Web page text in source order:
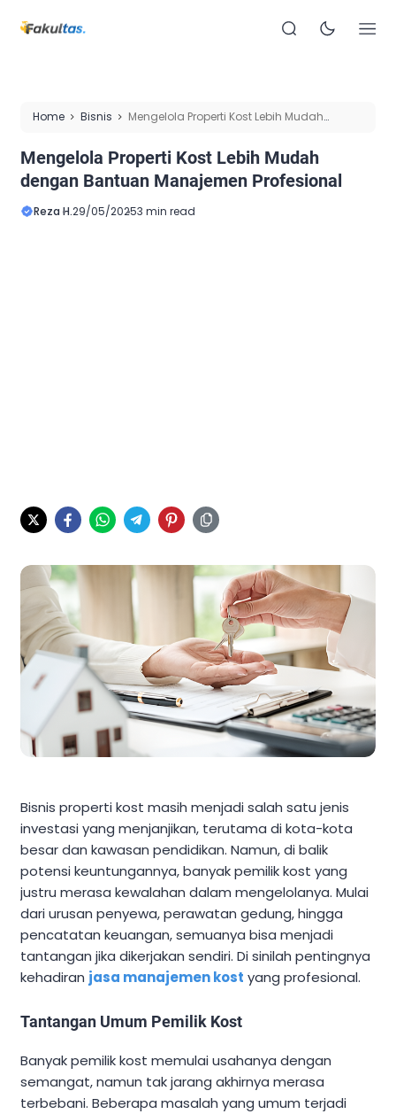
Home Bisnis
Mengelola Properti Kost Lebih Mudah
Mengelola Properti Kost Lebih Mudah
dengan Bantuan Manajemen Profesional
Reza H.29/05/20253 min read
Bisnis properti kost masih menjadi salah satu jenis
investasi yang menjanjikan, terutama di kota-kota
besar dan kawasan pendidikan. Namun, di balik
potensi keuntungannya, banyak pemilik kost yang
justru merasa kewalahan dalam mengelolanya. Mulai
dari urusan penyewa, perawatan gedung, hingga
pencatatan keuangan, semuanya bisa menjadi
tantangan jika dikerjakan sendiri. Di sinilah pentingnya
kehadiran jasa manajemen kost yang profesional.
Tantangan Umum Pemilik Kost
Banyak pemilik kost memulai usahanya dengan
semangat, namun tak jarang akhirnya merasa
terbebani. Beberapa masalah yang umum terjadi